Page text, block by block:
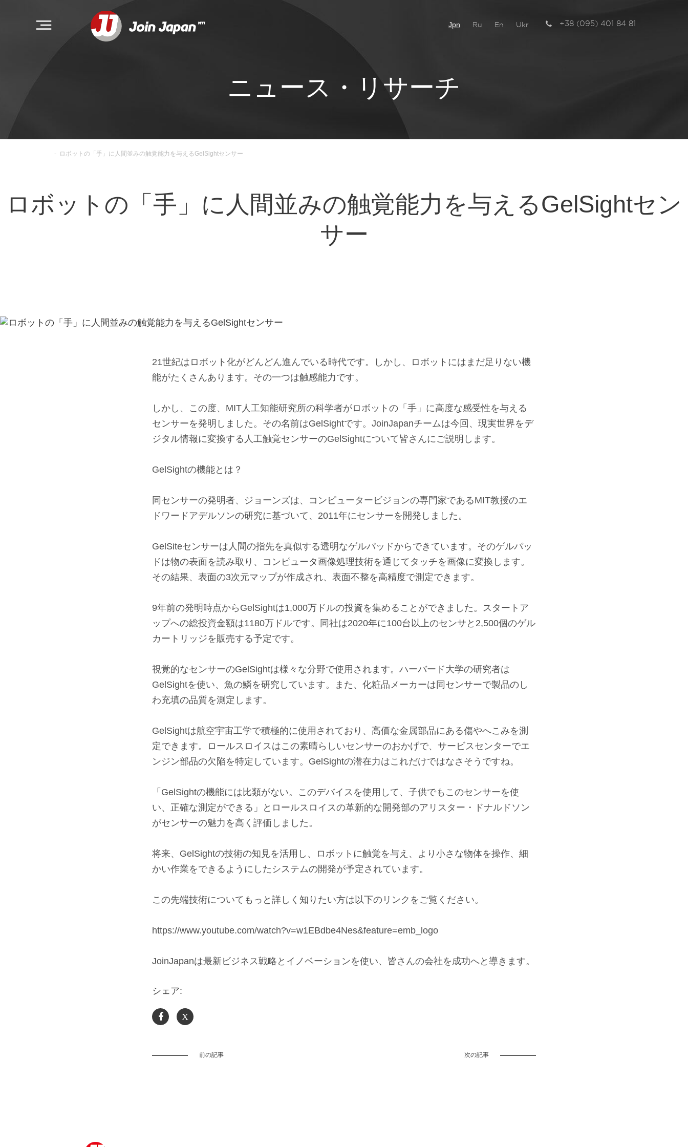
Jpn Ru En Ukr +38 (095) 401 84 81
ニュース・リサーチ
- ロボットの「手」に人間並みの触覚能力を与えるGelSightセンサー
ロボットの「手」に人間並みの触覚能力を与えるGelSightセン
サー
21世紀はロボット化がどんどん進んでいる時代です。しかし、ロボットにはまだ足りない機
能がたくさんあります。その一つは触感能力です。
しかし、この度、MIT人工知能研究所の科学者がロボットの「手」に高度な感受性を与える
センサーを発明しました。その名前はGelSightです。JoinJapanチームは今回、現実世界をデ
ジタル情報に変換する人工触覚センサーのGelSightについて皆さんにご説明します。
GelSightの機能とは？
同センサーの発明者、ジョーンズは、コンピュータービジョンの専門家であるMIT教授のエ
ドワードアデルソンの研究に基づいて、2011年にセンサーを開発しました。
GelSiteセンサーは人間の指先を真似する透明なゲルパッドからできています。そのゲルパッ
ドは物の表面を読み取り、コンピュータ画像処理技術を通じてタッチを画像に変換します。
その結果、表面の3次元マップが作成され、表面不整を高精度で測定できます。
9年前の発明時点からGelSightは1,000万ドルの投資を集めることができました。スタートア
ップへの総投資金額は1180万ドルです。同社は2020年に100台以上のセンサと2,500個のゲル
カートリッジを販売する予定です。
視覚的なセンサーのGelSightは様々な分野で使用されます。ハーバード大学の研究者は
GelSightを使い、魚の鱗を研究しています。また、化粧品メーカーは同センサーで製品のし
わ充填の品質を測定します。
GelSightは航空宇宙工学で積極的に使用されており、高価な金属部品にある傷やへこみを測
定できます。ロールスロイスはこの素晴らしいセンサーのおかげで、サービスセンターでエ
ンジン部品の欠陥を特定しています。GelSightの潜在力はこれだけではなさそうですね。
「GelSightの機能には比類がない。このデバイスを使用して、子供でもこのセンサーを使
い、正確な測定ができる」とロールスロイスの革新的な開発部のアリスター・ドナルドソン
がセンサーの魅力を高く評価しました。
将来、GelSightの技術の知見を活用し、ロボットに触覚を与え、より小さな物体を操作、細
かい作業をできるようにしたシステムの開発が予定されています。
この先端技術についてもっと詳しく知りたい方は以下のリンクをご覧ください。
https://www.youtube.com/watch?v=w1EBdbe4Nes&feature=emb_logo
JoinJapanは最新ビジネス戦略とイノベーションを使い、皆さんの会社を成功へと導きます。
シェア:
X
前の記事 次の記事